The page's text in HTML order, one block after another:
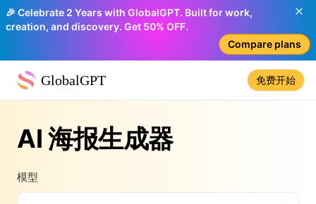
🎉 Celebrate 2 Years with GlobalGPT. Built for work,
creation, and discovery. Get 50% OFF.
Compare plans
GlobalGPT 免费开始
AI 海报生成器
模型